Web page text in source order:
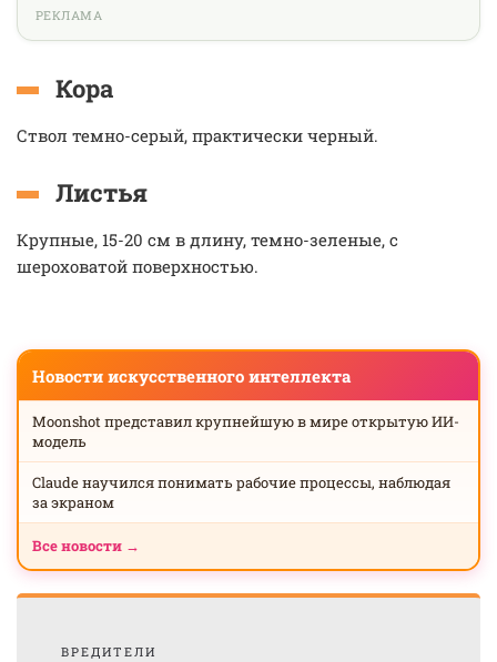
РЕКЛАМА
Кора
Ствол темно-серый, практически черный.
Листья
Крупные, 15-20 см в длину, темно-зеленые, с
шероховатой поверхностью.
Новости искусственного интеллекта
Moonshot представил крупнейшую в мире открытую ИИ-
модель
Claude научился понимать рабочие процессы, наблюдая
за экраном
Все новости →
ВРЕДИТЕЛИ